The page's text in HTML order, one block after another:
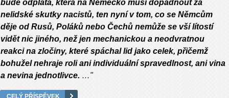
bude odplata, která na Německo musí dopadnout za
nelidské skutky nacistů, ten nyní v tom, co se Němcům
děje od Rusů, Poláků nebo Čechů nemůže se vší lítostí
vidět nic jiného, než jen mechanickou a neodvratnou
reakci na zločiny, které spáchal lid jako celek, přičemž
bohužel nehraje roli ani individuální spravedlnost, ani vina
a nevina jednotlivce. …"
CELÝ PŘÍSPĚVEK